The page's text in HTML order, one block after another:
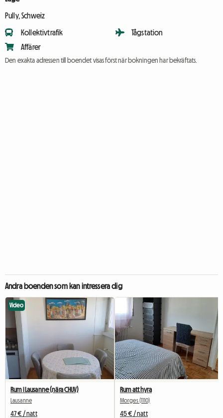
Pully, Schweiz
Kollektivtrafik
Affärer
Tågstation
Den exakta adressen till boendet visas först när bokningen har bekräftats.
Andra boenden som kan intressera dig
Video
Rum i Lausanne (nära CHUV)
Lausanne
47 € / natt
Rum att hyra
Morges (1110)
45 € / natt